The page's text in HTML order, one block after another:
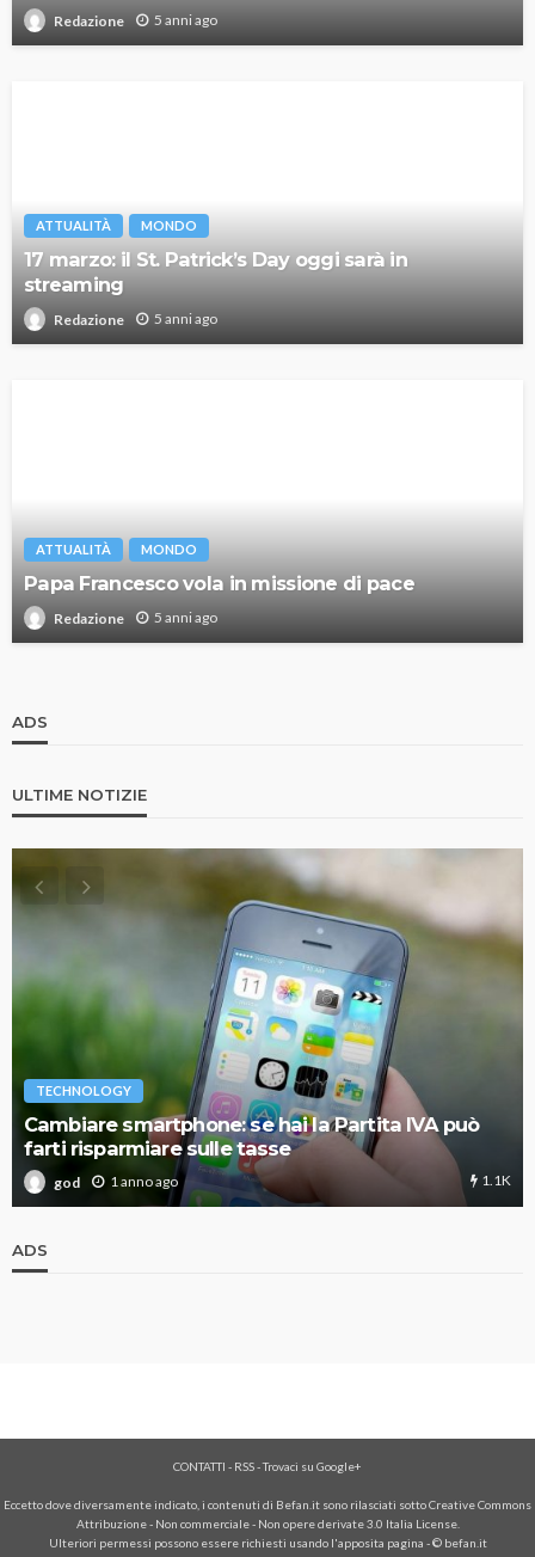
Redazione 5 anni ago
ATTUALITÀ MONDO
17 marzo: il St. Patrick’s Day oggi sarà in
streaming
Redazione 5 anni ago
ATTUALITÀ MONDO
Papa Francesco vola in missione di pace
Redazione 5 anni ago
ADS
ULTIME NOTIZIE
TECHNOLOGY
Cambiare smartphone: se hai la Partita IVA può
farti risparmiare sulle tasse
god 1 anno ago 1.1K
ADS
CONTATTI - RSS-Trovaci su Google+
Eccetto dove diversamente indicato, i contenuti di Befan.it sono rilasciati sotto Creative Commons
Attribuzione - Non commerciale - Non opere derivate 3.0 Italia License.
Ulteriori permessi possono essere richiesti usando l'apposita pagina - © befan.it